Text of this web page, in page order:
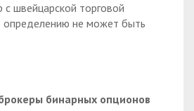
с швейцарской торговой
не может быть
бинарных опционов